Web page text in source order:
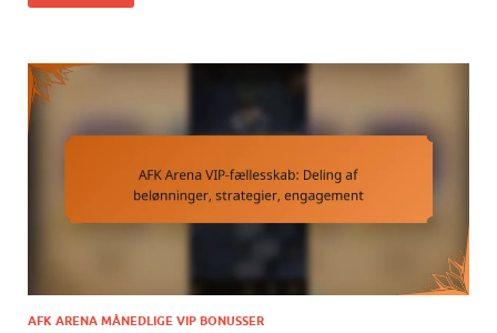
AFK ARENA MÅNEDLIGE VIP BONUSSER